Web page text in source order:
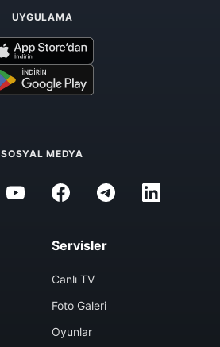
UYGULAMA
SOSYAL MEDYA
Servisler
Canlı TV
Foto Galeri
Oyunlar